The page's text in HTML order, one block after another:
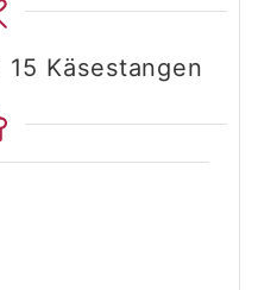
15 Käsestangen